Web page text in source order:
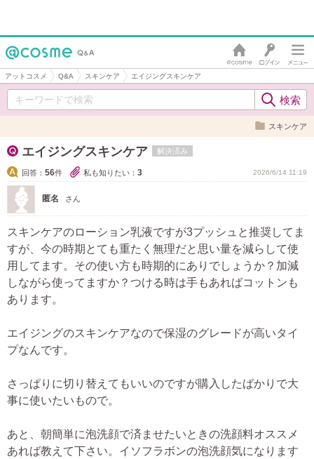
アットコスメ Q&A スキンケア エイジングスキンケア
スキンケア
エイジングスキンケア 解決済み
回答： 56件 私も知りたい： 3 2026/6/14 11:19
匿名 さん
スキンケアのローション乳液ですが3プッシュと推奨してま
すが、今の時期とても重たく無理だと思い量を減らして使
用してます。その使い方も時期的にありでしょうか？加減
しながら使ってますか？つける時は手もあればコットンも
あります。
エイジングのスキンケアなので保湿のグレードが高いタイ
プなんです。
さっぱりに切り替えてもいいのですが購入したばかりで大
事に使いたいもので。
あと、朝簡単に泡洗顔で済ませたいときの洗顔料オススメ
あれば教えて下さい。イソフラボンの泡洗顔気になります